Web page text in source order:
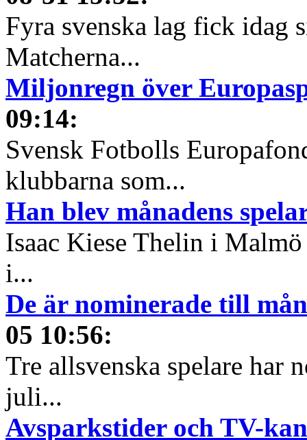
Fyra svenska lag fick idag
Matcherna...
Miljonregn över
09:14:
Svensk Fotbolls
klubbarna som...
Han blev månadens
Isaac Kiese Thelin i
i...
De är nominerade till
05 10:56:
Tre allsvenska spelare har
juli...
Avsparkstider och TV-